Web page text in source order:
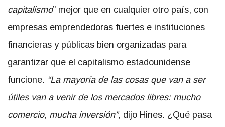
capitalismo” mejor que en cualquier otro país, con
empresas emprendedoras fuertes e instituciones
financieras y públicas bien organizadas para
garantizar que el capitalismo estadounidense
funcione. “La mayoría de las cosas que van a ser
útiles van a venir de los mercados libres: mucho
comercio, mucha inversión”, dijo Hines. ¿Qué pasa